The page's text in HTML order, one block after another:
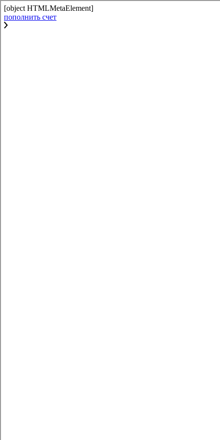
[object HTMLMetaElement]
пополнить счет